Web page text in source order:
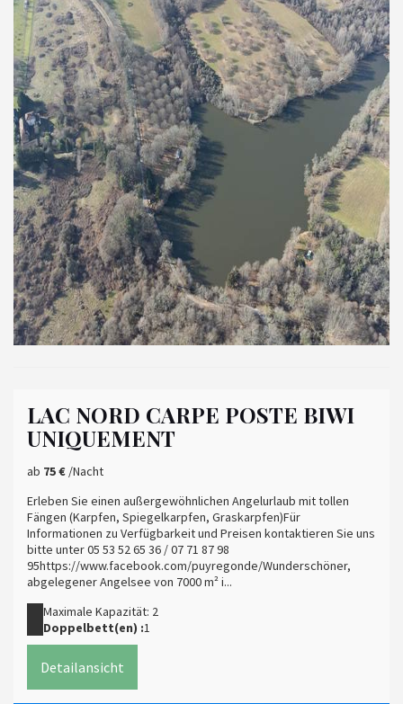
LAC NORD CARPE POSTE BIWI
UNIQUEMENT
ab 75 € /Nacht
Erleben Sie einen außergewöhnlichen Angelurlaub mit tollen
Fängen (Karpfen, Spiegelkarpfen, Graskarpfen)Für
Informationen zu Verfügbarkeit und Preisen kontaktieren Sie uns
bitte unter 05 53 52 65 36 / 07 71 87 98
95https://www.facebook.com/puyregonde/Wunderschöner,
abgelegener Angelsee von 7000 m² i...
Maximale Kapazität: 2
Doppelbett(en) :1
Detailansicht